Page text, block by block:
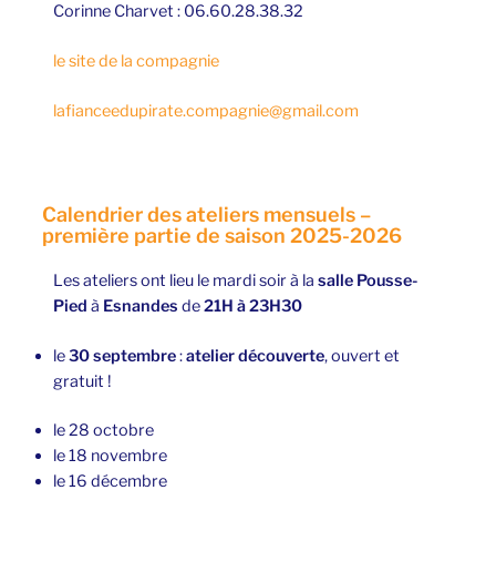
Corinne Charvet : 06.60.28.38.32
le site de la compagnie
lafianceedupirate.compagnie@gmail.com
Calendrier des ateliers mensuels –
première partie de saison 2025-2026
Les ateliers ont lieu le mardi soir à la salle Pousse-
Pied à Esnandes de21H à 23H30
le30 septembre:atelier découverte, ouvert et
gratuit !
le 28 octobre
le 18 novembre
le 16 décembre